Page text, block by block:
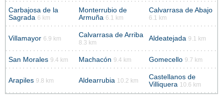
Carbajosa de la
Sagrada 6 km
Monterrubio de
Armuña 6.1 km
Calvarrasa de Abajo
6.1 km
Villamayor 6.9 km Calvarrasa de Arriba
8.3 km
Aldeatejada 9.1 km
San Morales 9.4 km Machacón 9.4 km Gomecello 9.7 km
Arapiles 9.8 km Aldearrubia 10.2 km
Castellanos de
Villiquera 10.6 km